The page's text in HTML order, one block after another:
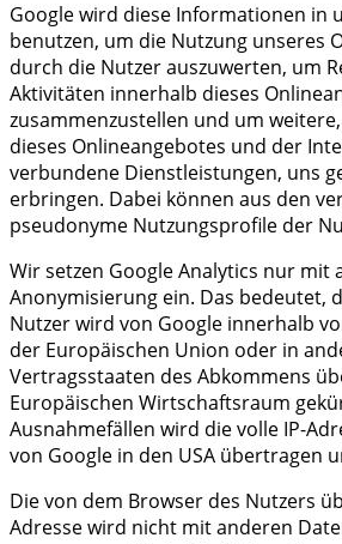
Google wird diese Informationen in
benutzen, um die Nutzung unseres
durch die Nutzer auszuwerten, um
Aktivitäten innerhalb dieses
zusammenzustellen und um
dieses Onlineangebotes und der
verbundene Dienstleistungen, uns
erbringen. Dabei können aus den
pseudonyme Nutzungsprofile der
Wir setzen Google Analytics nur mit
Anonymisierung ein. Das bedeutet,
Nutzer wird von Google innerhalb
der Europäischen Union oder in
Vertragsstaaten des Abkommens
Europäischen Wirtschaftsraum
Ausnahmefällen wird die volle IP-
von Google in den USA übertragen
Die von dem Browser des Nutzers
Adresse wird nicht mit anderen